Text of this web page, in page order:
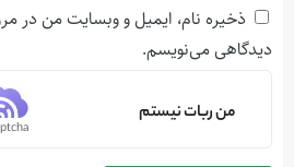
ذخیره نام، ایمیل و وبسایت من در
دیدگاهی می‌نویسم.
من ربات نیستم